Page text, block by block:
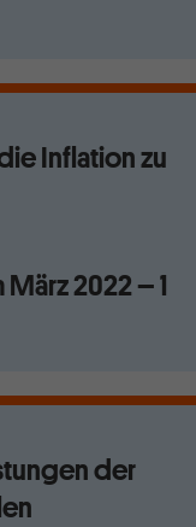
Inflation zu
2022 – 1
der